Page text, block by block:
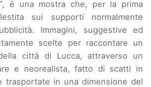
, è una mostra che, per la prima
sui supporti normalmente
Immagini, suggestive ed
scelte per raccontare un
città di Lucca, attraverso un
e neorealista, fatto di scatti in
trasportate in una dimensione del